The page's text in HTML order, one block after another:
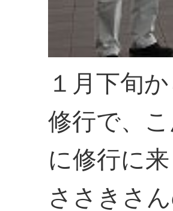
１月下旬
修行で、
に修行に
ささきさ